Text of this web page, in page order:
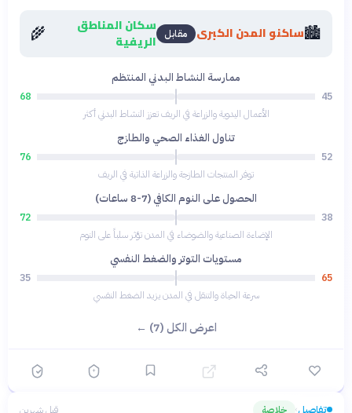
🏙️ساكنو المدن الكبرى مقابل
سكان المناطق
الريفية
🌾
ممارسة النشاط البدني المنتظم
45
68
الأعمال اليدوية والزراعة في الريف تعزز النشاط البدني أكثر
تناول الغذاء الصحي والطازج
52
76
توفر المنتجات الطازجة والزراعة الذاتية في الريف
الحصول على النوم الكافي (7-8 ساعات)
38
72
الإضاءة الصناعية والضوضاء في المدن تؤثر سلباً على النوم
مستويات التوتر والضغط النفسي
65
35
سرعة الحياة والتنقل في المدن يزيد الضغط النفسي
اعرض الكل (7) ←
تفاصيل› خلاصة قبل شهرين